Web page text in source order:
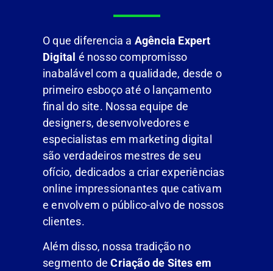
O que diferencia a Agência Expert
Digital é nosso compromisso
inabalável com a qualidade, desde o
primeiro esboço até o lançamento
final do site. Nossa equipe de
designers, desenvolvedores e
especialistas em marketing digital
são verdadeiros mestres de seu
ofício, dedicados a criar experiências
online impressionantes que cativam
e envolvem o público-alvo de nossos
clientes.
Além disso, nossa tradição no
segmento de Criação de Sites em